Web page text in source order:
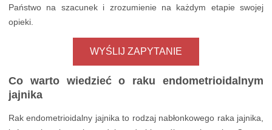
Państwo na szacunek i zrozumienie na każdym etapie swojej
opieki.
WYŚLIJ ZAPYTANIE
Co warto wiedzieć o raku endometrioidalnym
jajnika
Rak endometrioidalny jajnika to rodzaj nabłonkowego raka jajnika,